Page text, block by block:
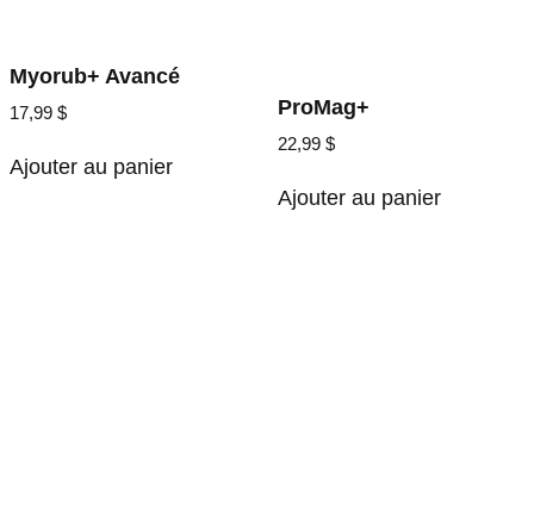
Myorub+ Avancé
17,99 $
Ajouter au panier
ProMag+
22,99 $
Ajouter au panier